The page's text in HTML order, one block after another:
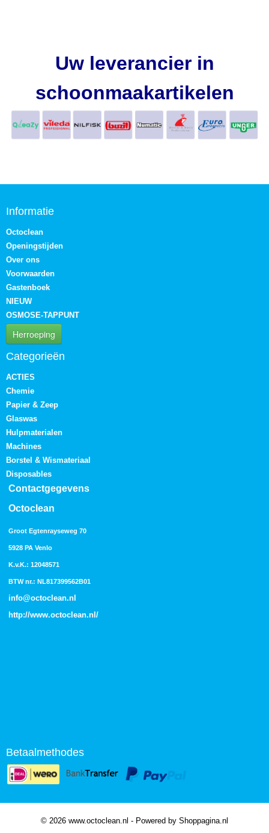
Uw leverancier in
schoonmaakartikelen
Informatie
Octoclean
Openingstijden
Over ons
Voorwaarden
Gastenboek
NIEUW
OSMOSE-TAPPUNT
Herroeping
Categorieën
ACTIES
Chemie
Papier & Zeep
Glaswas
Hulpmaterialen
Machines
Borstel & Wismateriaal
Disposables
Contactgegevens
Octoclean
Groot Egtenrayseweg 70
5928 PA Venlo
K.v.K.: 12048571
BTW nr.: NL817399562B01
info@octoclean.nl
http://www.octoclean.nl /
Betaalmethodes
© 2026 www.octoclean.nl - Powered by Shoppagina.nl